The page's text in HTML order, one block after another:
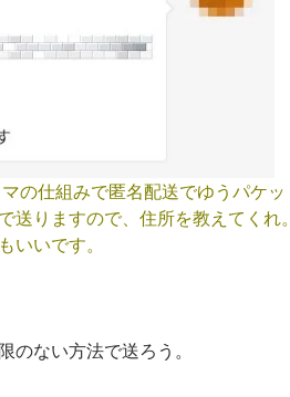
の仕組みで匿名配送でゆうパケッ
送りますので、住所を教えてくれ。
いいです。
のない方法で送ろう。